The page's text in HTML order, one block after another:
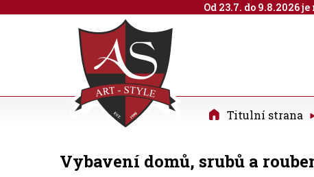
Vybavení domů, srubů a
Titulní strana
Od 23.7. do 9.8.2026